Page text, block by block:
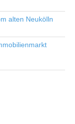
alten Neukölln